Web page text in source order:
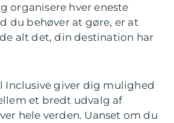
organisere hver eneste
du behøver at gøre, er at
alt det, din destination har
Inclusive giver dig mulighed
et bredt udvalg af
hele verden. Uanset om du